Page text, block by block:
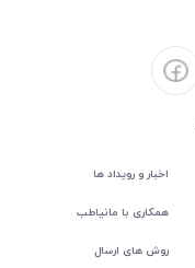
اخبار و رویداد ها
همکاری با مانیاطب
روش های ارسال